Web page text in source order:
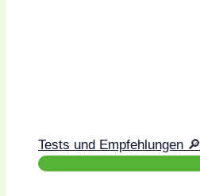
Tests und Empfehlungen 🔎